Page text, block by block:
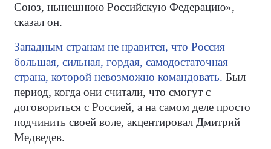
Союз, нынешнюю Российскую Федерацию», —
сказал он.
Западным странам не нравится, что Россия —
большая, сильная, гордая, самодостаточная
страна, которой невозможно командовать. Был
период, когда они считали, что смогут с
договориться с Россией, а на самом деле просто
подчинить своей воле, акцентировал Дмитрий
Медведев.